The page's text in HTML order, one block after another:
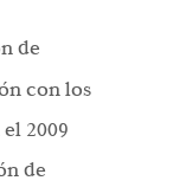
de
con los
2009
de